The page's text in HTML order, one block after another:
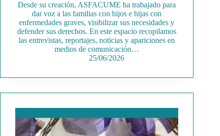
Desde su creación, ASFACUME ha trabajado para
dar voz a las familias con hijos e hijas con
enfermedades graves, visibilizar sus necesidades y
defender sus derechos. En este espacio recopilamos
las entrevistas, reportajes, noticias y apariciones en
medios de comunicación…
25/06/2026